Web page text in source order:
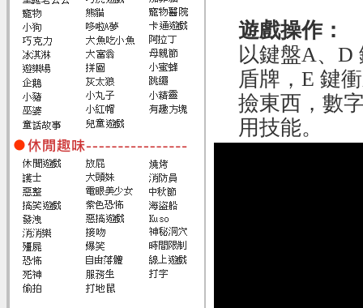
遊戲操作：
以鍵盤A、D
盾牌，E 鍵
撿東西，數
用技能。